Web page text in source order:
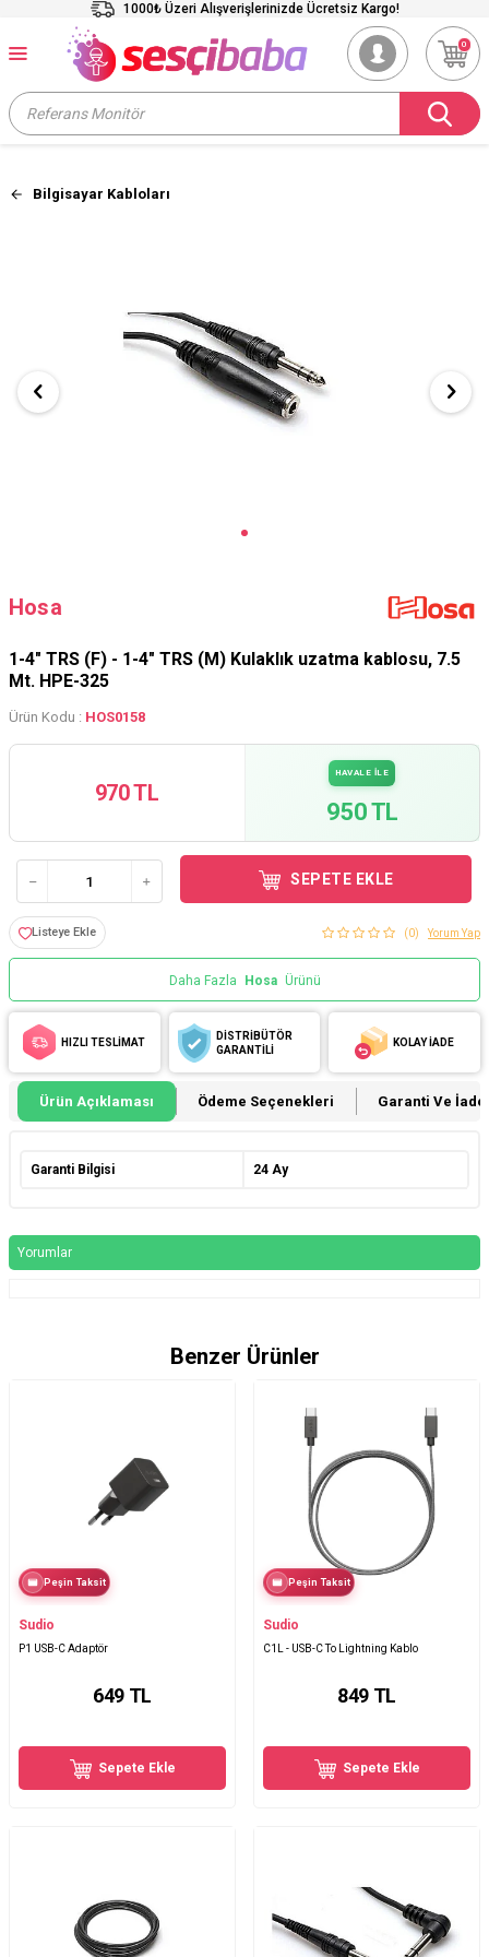
1000₺ Üzeri Alışverişlerinizde Ücretsiz Kargo!
0
Bilgisayar Kabloları
Hosa
1-4" TRS (F) - 1-4" TRS (M) Kulaklık uzatma kablosu, 7.5
Mt. HPE-325
Ürün Kodu : HOS0158
970 TL
HAVALE İLE
950 TL
SEPETE EKLE
Listeye Ekle (0) Yorum Yap
Daha Fazla Hosa Ürünü
HIZLI TESLİMAT
DİSTRİBÜTÖR
GARANTİLİ
KOLAY İADE
Ürün Açıklaması Ödeme Seçenekleri Garanti Ve İade
Garanti Bilgisi 24 Ay
Yorumlar
Benzer Ürünler
Peşin Taksit
Sudio
P1 USB-C Adaptör
649 TL
Sepete Ekle
Peşin Taksit
Sudio
C1L - USB-C To Lightning Kablo
849 TL
Sepete Ekle